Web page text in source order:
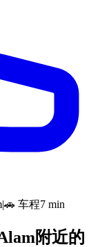
|🚗 车程7 min
附近的